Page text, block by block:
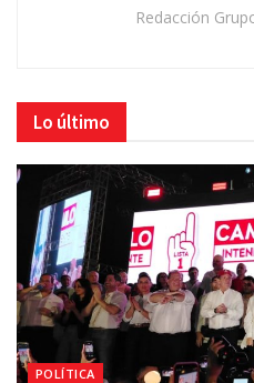
Redacción
Lo último
POLÍTICA